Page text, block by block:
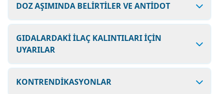
DOZ AŞIMINDA BELİRTİLER VE ANTİDOT
GIDALARDAKİ İLAÇ KALINTILARI İÇİN
UYARILAR
KONTRENDİKASYONLAR